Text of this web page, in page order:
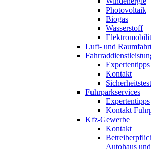
Photovoltaik
Biogas
Wasserstoff
Luft- und
Expertentipps
Kontakt
Fuhrparkservices
Expertentipps
Kontakt
Kfz-Gewerbe
Kontakt
Autohaus